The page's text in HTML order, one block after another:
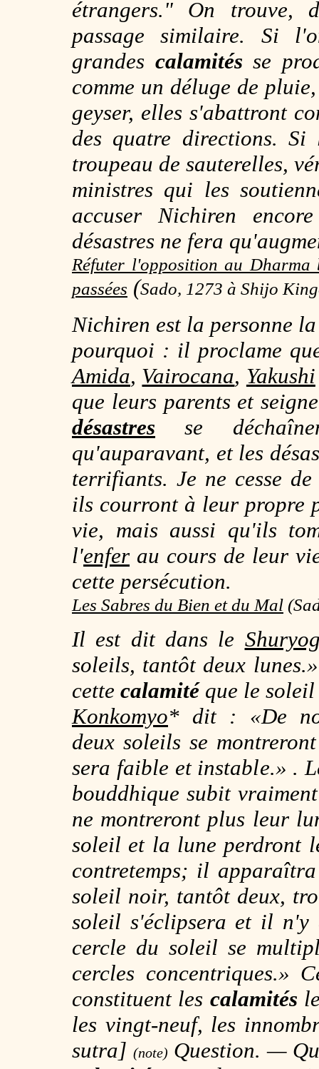
étrangers." On
passage similaire. Si
grandes calamités se
comme un déluge de
geyser, elles s'abattront
des quatre directions. Si
troupeau de sauterelles,
ministres qui les
accuser Nichiren
désastres ne fera
Réfuter l'opposition au Dharma
passées (Sado, 1273 à Shijo
Nichiren est la personne
pourquoi : il proclame
Amida, Vairocana, Yakushi
que leurs parents et
désastres se
qu'auparavant, et les
terrifiants. Je ne cesse
ils courront à leur propre
vie, mais aussi qu'ils
l'enfer au cours de leur
cette persécution.
Les Sabres du Bien et du Mal
Il est dit dans le
soleils, tantôt deux
cettecalamité que le
Konkomyo* dit : «De
deux soleils se
sera faible et instable.» .
bouddhique subit
ne montreront plus leur
soleil et la lune perdront
contre­temps; il
soleil noir, tantôt deux,
soleil s'éclipsera et il n'y
cercle du soleil se
cercles concentriques.»
constituent les calamités
les vingt-neuf, les
sutra] (note) Question. —